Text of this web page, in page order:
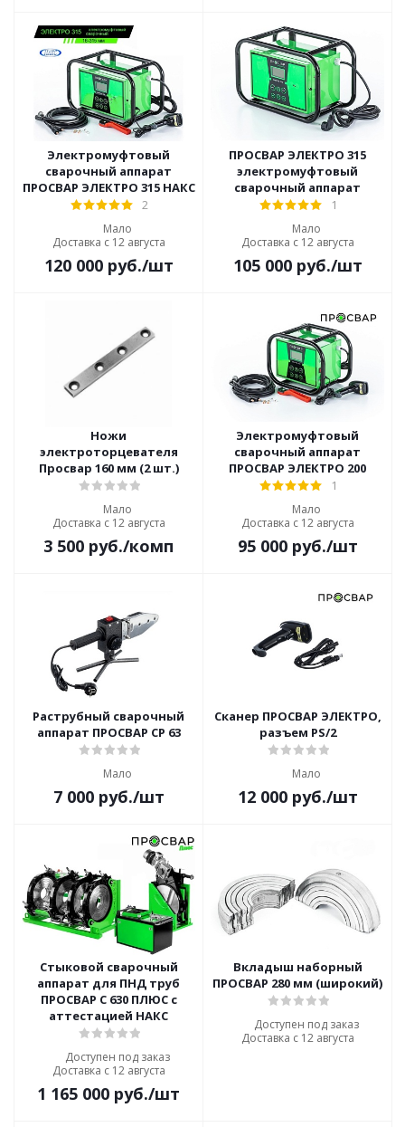
Электромуфтовый
сварочный аппарат
ПРОСВАР ЭЛЕКТРО 315 НАКС
2
Мало
Доставка с 12 августа
120 000руб./шт
ПРОСВАР ЭЛЕКТРО 315
электромуфтовый
сварочный аппарат
1
Мало
Доставка с 12 августа
105 000руб./шт
Ножи
электроторцевателя
Просвар 160 мм (2 шт.)
Мало
Доставка с 12 августа
3 500 руб./комп
Электромуфтовый
сварочный аппарат
ПРОСВАР ЭЛЕКТРО 200
1
Мало
Доставка с 12 августа
95 000руб./шт
Раструбный сварочный
аппарат ПРОСВАР СР 63
Мало
7 000руб./шт
Сканер ПРОСВАР ЭЛЕКТРО,
разъем PS/2
Мало
12 000руб./шт
Стыковой сварочный
аппарат для ПНД труб
ПРОСВАР С 630 ПЛЮС с
аттестацией НАКС
Доступен под заказ
Доставка с 12 августа
1 165 000 руб./шт
Вкладыш наборный
ПРОСВАР 280 мм (широкий)
Доступен под заказ
Доставка с 12 августа